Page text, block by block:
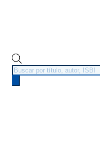
Búsqueda
de
productos